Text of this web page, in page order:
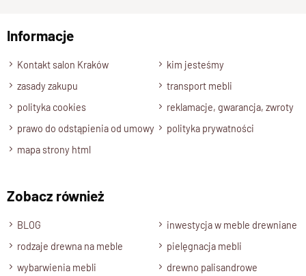
Wyślij opinię
Informacje
Kontakt salon Kraków
kim jesteśmy
zasady zakupu
transport mebli
polityka cookies
reklamacje, gwarancja, zwroty
prawo do odstąpienia od umowy
polityka prywatności
mapa strony html
Zobacz również
BLOG
inwestycja w meble drewniane
rodzaje drewna na meble
pielęgnacja mebli
wybarwienia mebli
drewno palisandrowe